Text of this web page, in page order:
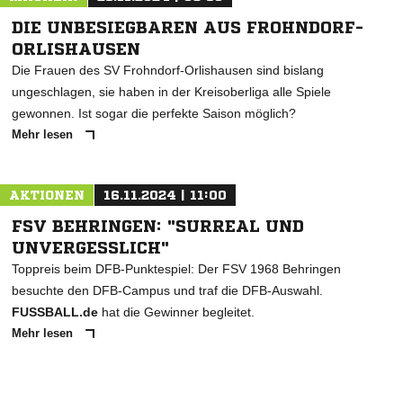
DIE UNBESIEGBAREN AUS FROHNDORF-
ORLISHAUSEN
Die Frauen des SV Frohndorf-Orlishausen sind bislang
ungeschlagen, sie haben in der Kreisoberliga alle Spiele
gewonnen. Ist sogar die perfekte Saison möglich?
Mehr lesen
AKTIONEN 16.11.2024 | 11:00
FSV BEHRINGEN: "SURREAL UND
UNVERGESSLICH"
Toppreis beim DFB-Punktespiel: Der FSV 1968 Behringen
besuchte den DFB-Campus und traf die DFB-Auswahl.
FUSSBALL.de hat die Gewinner begleitet.
Mehr lesen